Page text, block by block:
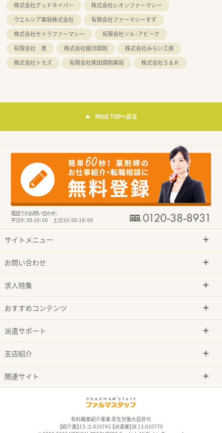
株式会社グッドネイバー
株式会社レオンファーマシー
ウエルシア薬局株式会社
有限会社ファーマシーすず
株式会社セイラファーマシー
有限会社ソル・アビーク
有限会社 恵
株式会社銀河調剤
株式会社みらい工房
株式会社トモズ
有限会社柴田調剤薬局 株式会社Ｓ＆Ｋ
PAGE TOPへ戻る
電話でのお問い合わせ：
平日9：30-19：00 土日10：00-19：00
サイトメニュー
お問い合わせ
求人特集
おすすめコンテンツ
派遣サポート
支店紹介
関連サイト
有料職業紹介事業 厚生労働大臣許可
【紹介業】13-ユ-010743 【派遣業】派 13-010770